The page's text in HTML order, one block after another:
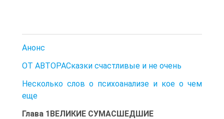
Анонс
ОТ АВТОРАСказки счастливые и не очень
Несколько слов о психоанализе и кое о чем
еще
Глава 1ВЕЛИКИЕ СУМАСШЕДШИЕ